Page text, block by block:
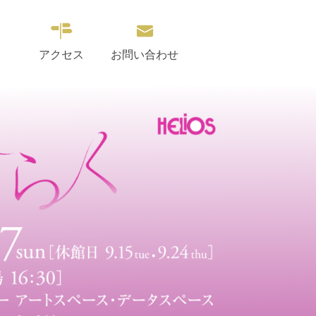
アクセス お問い合わせ